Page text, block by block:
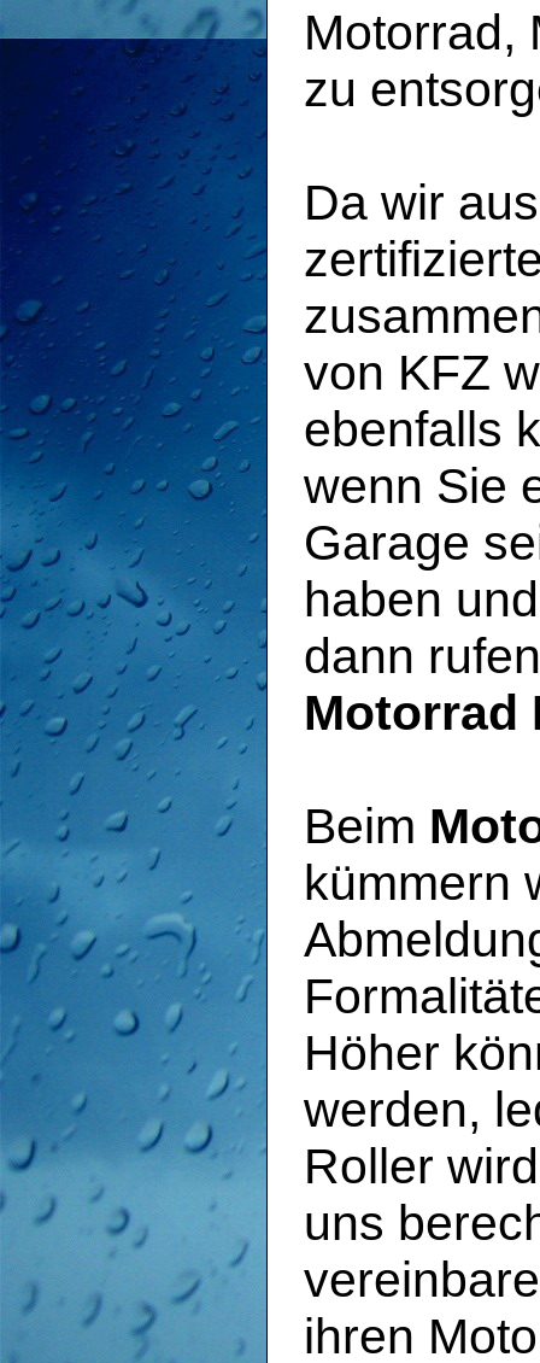
Motorrad,
zu
Da wir
von KFZ
ebenfalls
wenn Sie
Garage
haben
dann
Motorrad
Beim
kümmern
Höher
werden,
Roller
uns
ihren